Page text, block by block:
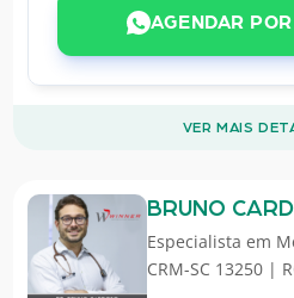
AGENDAR
VER MAIS
BRUNO
Especialista em
CRM-SC 13250 |